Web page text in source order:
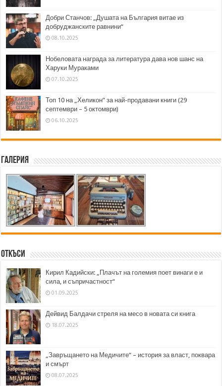
Добри Станчов: „Душата на България витае из
добруджанските равнини“
08.10.2025
Нобеловата награда за литература дава нов шанс на
Харуки Мураками
07.10.2025
Топ 10 на „Хеликон” за най-продавани книги (29
септември – 5 октомври)
06.10.2025
Галерия
Откъси
Кирил Кадийски: „Плачът на големия поет винаги е и
сила, и съпричастност“
01.09.2025
Дейвид Балдачи стреля на месо в новата си книга
18.07.2025
„Завръщането на Медичите“ – история за власт, поквара
и смърт
08.07.2025